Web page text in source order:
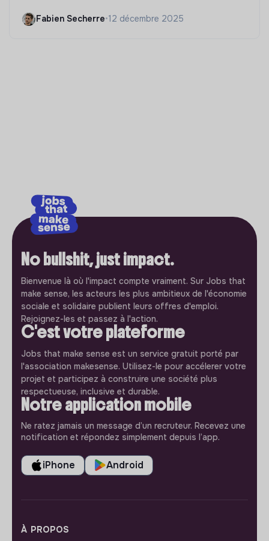
Fabien Secherre•12 décembre 2025
No bullshit, just impact.
Bienvenue là où l'impact compte vraiment. Sur Jobs that
make sense, les acteurs les plus ambitieux de l'économie
sociale et solidaire publient leurs offres d'emploi.
Rejoignez-les et passez à l'action.
C'est votre plateforme
Jobs that make sense est un service gratuit porté par
l'association makesense. Utilisez-le pour accélerer votre
projet et participez à construire une société plus
respectueuse, inclusive et durable.
Notre application mobile
Ne ratez jamais un message d’un recruteur. Recevez une
notification et répondez simplement depuis l’app.
iPhone Android
À PROPOS